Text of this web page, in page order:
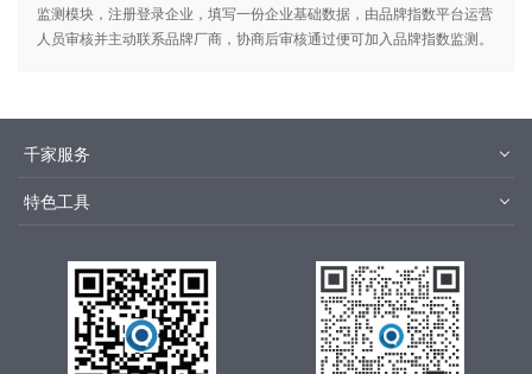
监测模块，注册登录企业，填写一份企业基础数据，由品牌指数平台运营
人员审核并主动联系品牌厂商，协商后审核通过便可加入品牌指数监测。
千家服务
特色工具
方快3
集成商优选